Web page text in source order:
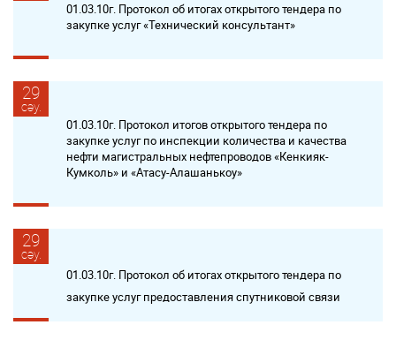
01.03.10г. Протокол об итогах открытого тендера по
закупке услуг «Технический консультант»
29
сәу.
01.03.10г. Протокол итогов открытого тендера по
закупке услуг по инспекции количества и качества
нефти магистральных нефтепроводов «Кенкияк-
Кумколь» и «Атасу-Алашанькоу»
29
сәу.
01.03.10г. Протокол об итогах открытого тендера по
закупке услуг предоставления спутниковой связи